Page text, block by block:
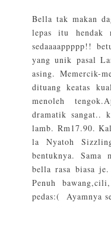
Bella tak makan
lepas itu
sedaaaappppp!!
yang unik pasal
asing. Memercik-
dituang keatas
menoleh
dramatik sangat..
lamb. Rm17.90.
la Nyatoh
bentuknya. Sama
bella rasa biasa
Penuh
pedas:( Ayamnya